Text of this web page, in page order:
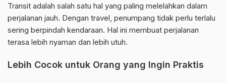
Transit adalah salah satu hal yang paling melelahkan dalam
perjalanan jauh. Dengan travel, penumpang tidak perlu terlalu
sering berpindah kendaraan. Hal ini membuat perjalanan
terasa lebih nyaman dan lebih utuh.
Lebih Cocok untuk Orang yang Ingin Praktis